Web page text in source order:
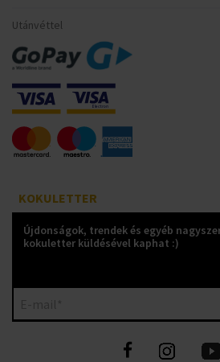
Utánvéttel
KOKULETTER
Újdonságok, trendek és egyéb
kokuletter küldésével kaphat :)